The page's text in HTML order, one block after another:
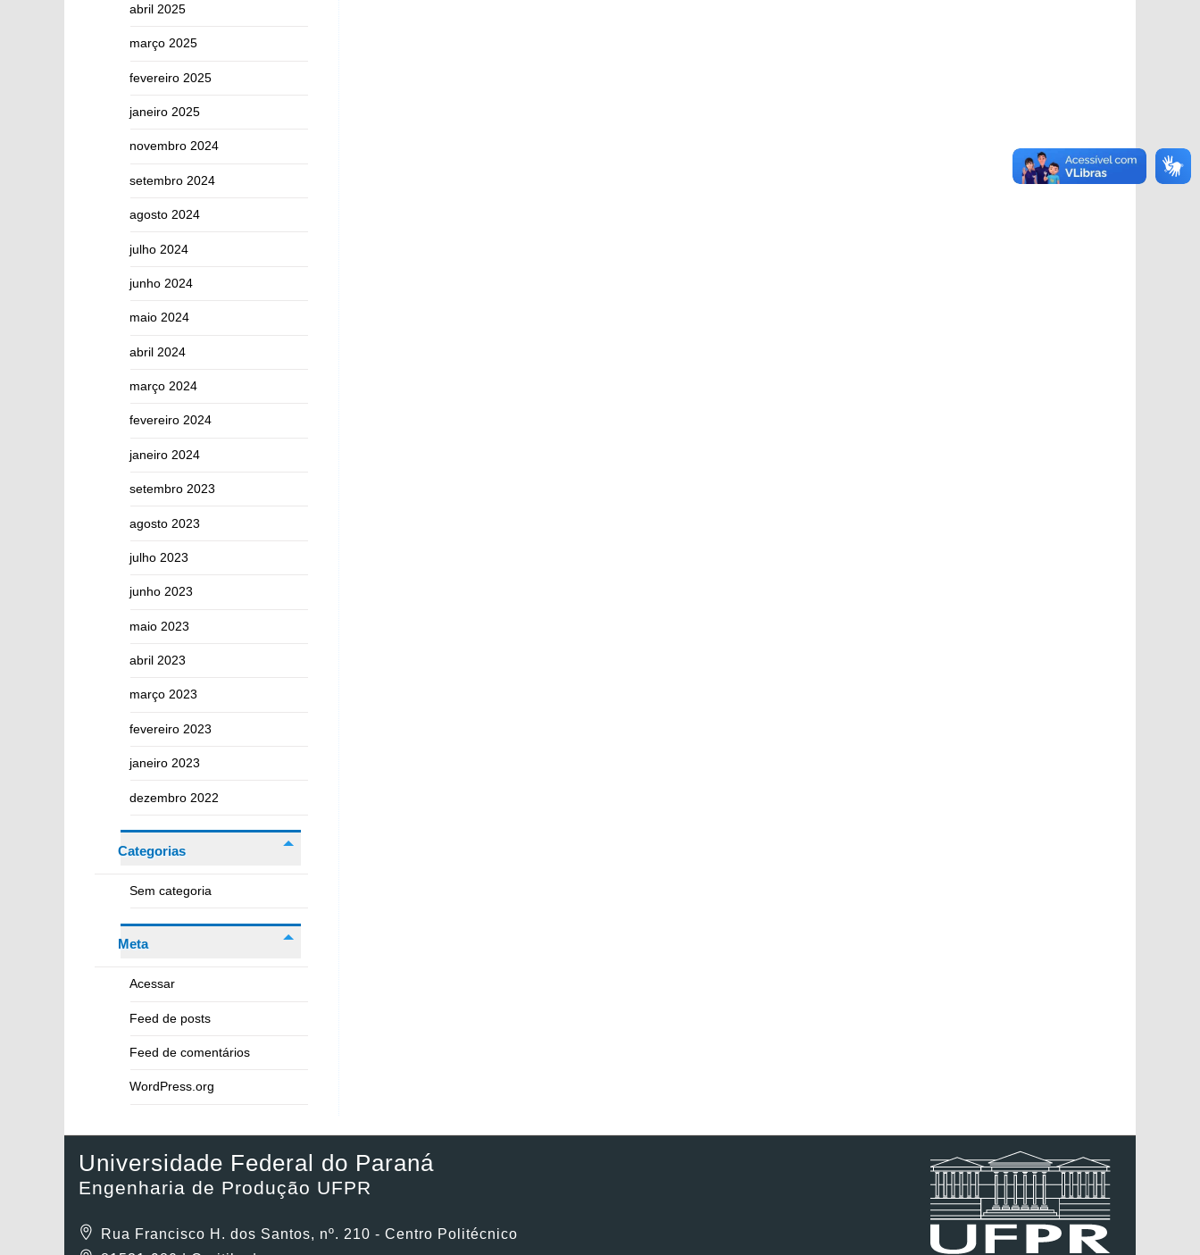
abril 2025
março 2025
fevereiro 2025
janeiro 2025
novembro 2024
setembro 2024
agosto 2024
julho 2024
junho 2024
maio 2024
abril 2024
março 2024
fevereiro 2024
janeiro 2024
setembro 2023
agosto 2023
julho 2023
junho 2023
maio 2023
abril 2023
março 2023
fevereiro 2023
janeiro 2023
dezembro 2022
Categorias
Sem categoria
Meta
Acessar
Feed de posts
Feed de comentários
WordPress.org
Universidade Federal do Paraná
Engenharia de Produção UFPR
Rua Francisco H. dos Santos, nº. 210 - Centro Politécnico